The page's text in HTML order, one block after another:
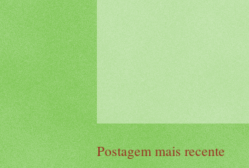
Postagem mais recente